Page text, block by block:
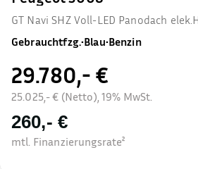
GT Navi SHZ Voll-LED Panodach
Gebrauchtfzg.•Blau•Benzin
29.780,- €
25.025,- € (Netto), 19% MwSt.
260,- €
mtl. Finanzierungsrate²